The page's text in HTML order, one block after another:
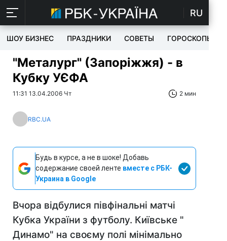
RU
ШОУ БИЗНЕС ПРАЗДНИКИ СОВЕТЫ ГОРОСКОПЫ
"Металург" (Запоріжжя) - в
Кубку УЄФА
11:31 13.04.2006 Чт 2 мин
RBC.UA
Будь в курсе, а не в шоке! Добавь
содержание своей ленте вместе с РБК-
Украина в Google
Вчора відбулися півфінальні матчі
Кубка України з футболу. Київське "
Динамо" на своєму полі мінімально